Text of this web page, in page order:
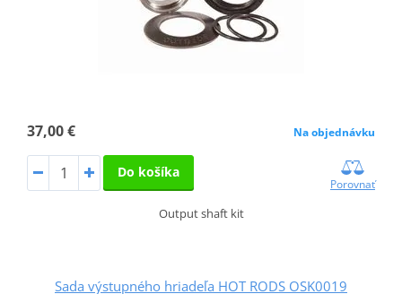
37,00 € Na objednávku
Do košíka
Porovnať
Output shaft kit
Sada výstupného hriadeľa HOT RODS OSK0019